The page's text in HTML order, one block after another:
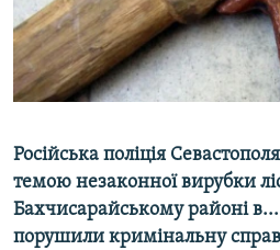
СВІДЧЕННЯ ОКУПАЦІЇ
УКРАЇНСЬКА ПРОБЛЕМА КРИМУ
ІНФОГРАФІКА
Qırımtatar
ДОЛУЧАЙСЯ!
Усі сайти RFE/RL
Російська поліція
темою незаконної вирубки
Бахчисарайському районі
порушили кримінальну